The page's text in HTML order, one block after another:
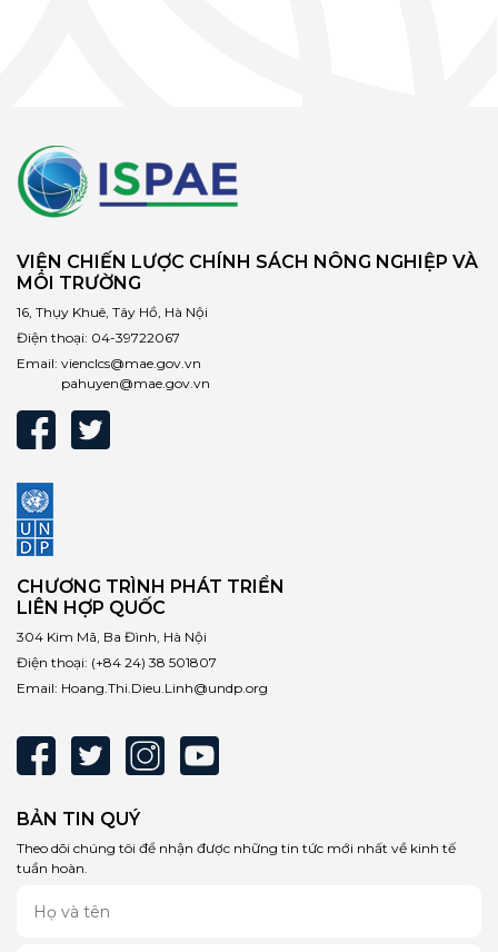
VIỆN CHIẾN LƯỢC CHÍNH SÁCH NÔNG NGHIỆP VÀ
MÔI TRƯỜNG
16, Thụy Khuê, Tây Hồ, Hà Nội
Điện thoại: 04-39722067
Email: vienclcs@mae.gov.vn
pahuyen@mae.gov.vn
CHƯƠNG TRÌNH PHÁT TRIỂN
LIÊN HỢP QUỐC
304 Kim Mã, Ba Đình, Hà Nội
Điện thoại: (+84 24) 38 501807
Email: Hoang.Thi.Dieu.Linh@undp.org
BẢN TIN QUÝ
Theo dõi chúng tôi để nhận được những tin tức mới nhất về kinh tế
tuần hoàn.